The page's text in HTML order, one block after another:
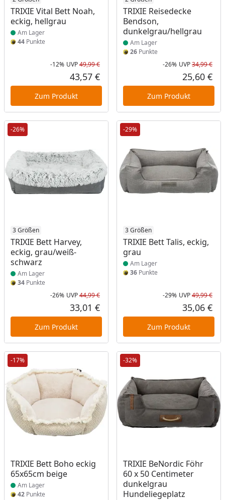
TRIXIE Vital Bett Noah,
eckig, hellgrau
Am Lager
44 Punkte
Rabatt in Prozent
-12%
Ursprünglicher Preis
UVP49,99 €
Aktueller Preis
43,57 €
Zum Produkt
TRIXIE Reisedecke
Bendson,
dunkelgrau/hellgrau
Am Lager
26Punkte
-26% UVP34,99 €
25,60 €
Zum Produkt
-26%
3 Größen
TRIXIE Bett Harvey,
eckig, grau/weiß-
schwarz
Produkt am Lager
Am Lager
34 Punkte
Rabatt in Prozent
-26%
Ursprünglicher Preis
UVP44,99 €
Aktueller Preis
33,01 €
Zum Produkt
-29%
3 Größen
TRIXIE Bett Talis, eckig,
grau
Produkt am Lager
Am Lager
36Punkte
-29% UVP49,99 €
35,06 €
Zum Produkt
-17%
TRIXIE Bett Boho eckig
65x65cm beige
Produkt am Lager
Am Lager
42 Punkte
-32%
TRIXIE BeNordic Föhr
60 x 50 Centimeter
dunkelgrau
Hundeliegeplatz
Produkt am Lager